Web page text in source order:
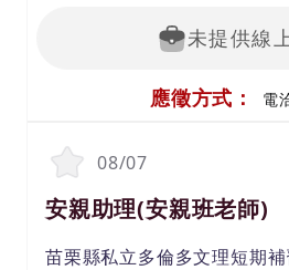
未提供線
應徵方式： 電
08/07
安親助理(安親班老師)
苗栗縣私立多倫多文理短期